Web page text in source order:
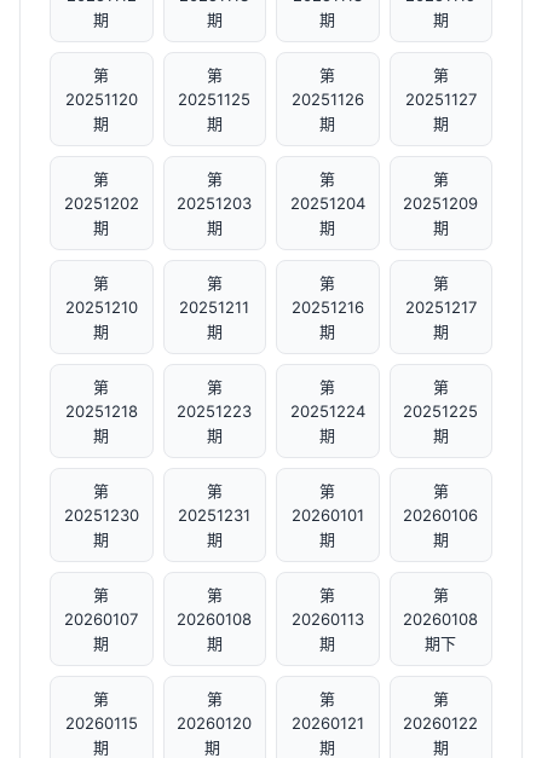
期
期
期
期
第
20251120
期
第
20251125
期
第
20251126
期
第
20251127
期
第
20251202
期
第
20251203
期
第
20251204
期
第
20251209
期
第
20251210
期
第
20251211
期
第
20251216
期
第
20251217
期
第
20251218
期
第
20251223
期
第
20251224
期
第
20251225
期
第
20251230
期
第
20251231
期
第
20260101
期
第
20260106
期
第
20260107
期
第
20260108
期
第
20260113
期
第
20260108
期下
第
20260115
期
第
20260120
期 ​
第
20260121
期
第
20260122
期